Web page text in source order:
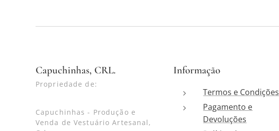
Capuchinhas, CRL.
Propriedade de:
Capuchinhas - Produção e
Venda de Vestuário Artesanal,
Informação
Termos e Condições
Pagamento e
Devoluções